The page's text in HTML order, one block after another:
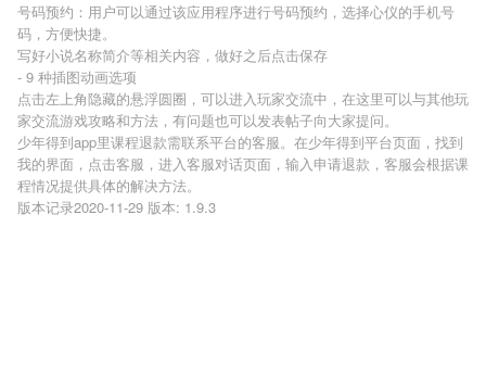
号码预约：用户可以通过该应用程序进行号码预约，选择心仪的手机号
码，方便快捷。
写好小说名称简介等相关内容，做好之后点击保存
- 9 种插图动画选项
点击左上角隐藏的悬浮圆圈，可以进入玩家交流中，在这里可以与其他玩
家交流游戏攻略和方法，有问题也可以发表帖子向大家提问。
少年得到app里课程退款需联系平台的客服。在少年得到平台页面，找到
我的界面，点击客服，进入客服对话页面，输入申请退款，客服会根据课
程情况提供具体的解决方法。
版本记录2020-11-29 版本: 1.9.3